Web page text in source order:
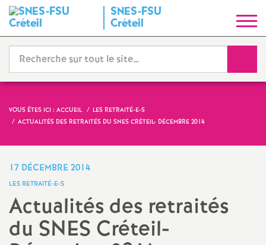
SNES-FSU
Créteil
y
n
d
i
a
VOUS ÊTES ICI : ACCUEIL
LES RETRAITÉ-E-S
ACTUALITÉS DES RETRAITÉS DU SNES CRÉTEIL- DÉCEMBRE 2014
17 DÉCEMBRE 2014
LES RETRAITÉ-E-S
Actualités des retraités
du SNES Créteil-